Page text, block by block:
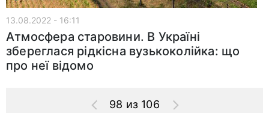
13.08.2022 - 16:11
Атмосфера старовини. В Україні
збереглася рідкісна вузькоколійка: що
про неї відомо
98 из 106